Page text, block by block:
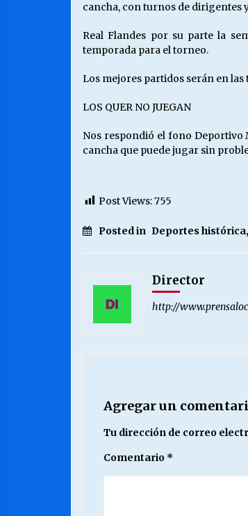
cancha, con turnos de dirigentes
Real Flandes por su parte la
temporada para el torneo.
Los mejores partidos serán en
LOS QUER NO JUEGAN
Nos respondió el fono Deportivo
cancha que puede jugar sin
Post Views:755
Posted in Deportes histórica,
Director
http://
Agregar un
Tu dirección de correo
Comentario *